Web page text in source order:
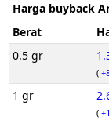
Harga buyback
Berat
0.5 gr
(
1 gr
(